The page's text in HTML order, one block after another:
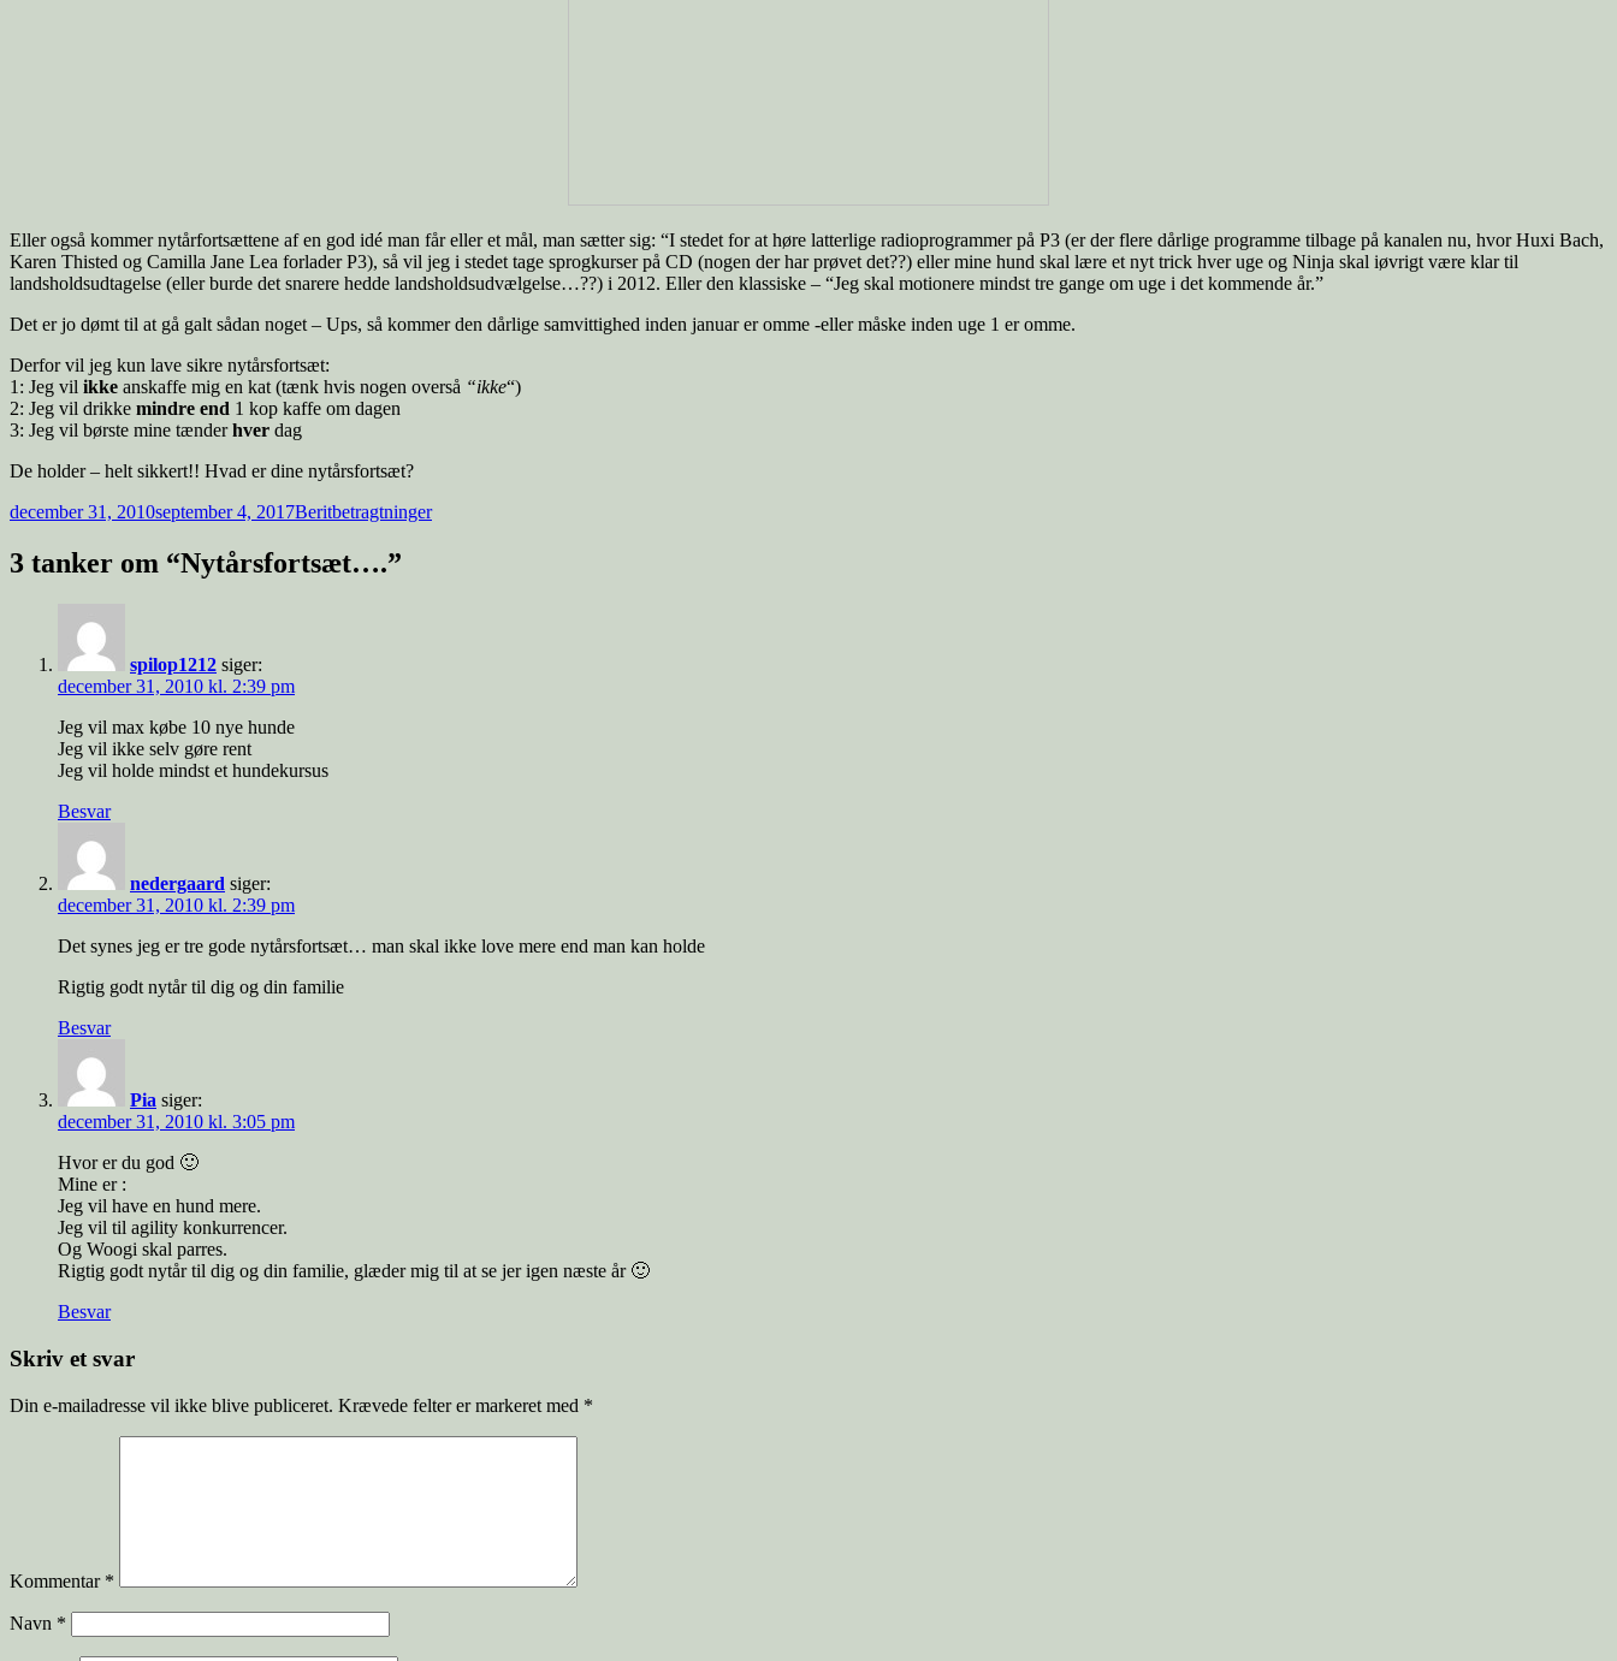
Eller også kommer nytårfortsættene af en god idé man får eller et mål, man sætter sig: “I stedet for at høre latterlige radioprogrammer på P3 (er der flere dårlige programme tilbage på kanalen nu, hvor Huxi Bach,
Karen Thisted og Camilla Jane Lea forlader P3), så vil jeg i stedet tage sprogkurser på CD (nogen der har prøvet det??) eller mine hund skal lære et nyt trick hver uge og Ninja skal iøvrigt være klar til
landsholdsudtagelse (eller burde det snarere hedde landsholdsudvælgelse…??) i 2012. Eller den klassiske – “Jeg skal motionere mindst tre gange om uge i det kommende år.”
Det er jo dømt til at gå galt sådan noget – Ups, så kommer den dårlige samvittighed inden januar er omme -eller måske inden uge 1 er omme.
Derfor vil jeg kun lave sikre nytårsfortsæt:
1: Jeg vil ikke anskaffe mig en kat (tænk hvis nogen overså “ikke“)
2: Jeg vil drikke mindre end 1 kop kaffe om dagen
3: Jeg vil børste mine tænderhver dag
De holder – helt sikkert!! Hvad er dine nytårsfortsæt?
december 31, 2010september 4, 2017Beritbetragtninger
3 tanker om “Nytårsfortsæt….”
spilop1212 siger:
december 31, 2010 kl. 2:39 pm
Jeg vil max købe 10 nye hunde
Jeg vil ikke selv gøre rent
Jeg vil holde mindst et hundekursus
Besvar
nedergaard siger:
december 31, 2010 kl. 2:39 pm
Det synes jeg er tre gode nytårsfortsæt… man skal ikke love mere end man kan holde
Rigtig godt nytår til dig og din familie
Besvar
Pia siger:
december 31, 2010 kl. 3:05 pm
Hvor er du god 🙂
Mine er :
Jeg vil have en hund mere.
Jeg vil til agility konkurrencer.
Og Woogi skal parres.
Rigtig godt nytår til dig og din familie, glæder mig til at se jer igen næste år 🙂
Besvar
Skriv et svar
Din e-mailadresse vil ikke blive publiceret. Krævede felter er markeret med *
Kommentar *
Navn *